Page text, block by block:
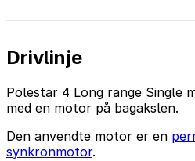
Drivlinje
Polestar 4 Long range Single
med en motor på bagakslen.
Den anvendte motor er en
synkronmotor.